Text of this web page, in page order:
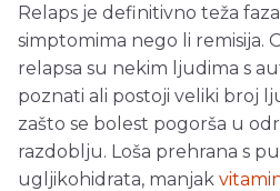
Relaps je definitivno teža
simptomima nego li remisija.
relapsa su nekim ljudima s
poznati ali postoji veliki broj
zašto se bolest pogorša u
razdoblju. Loša prehrana s
ugljikohidrata, manjak